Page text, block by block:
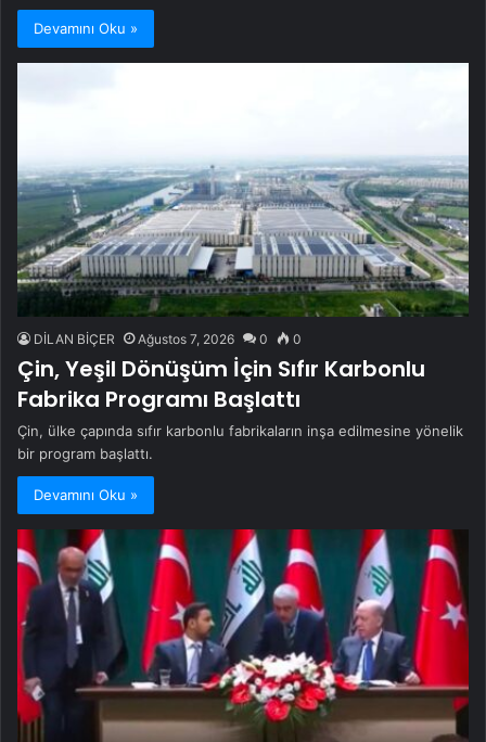
Devamını Oku »
DİLAN BİÇER Ağustos 7, 2026 0 0
Çin, Yeşil Dönüşüm İçin Sıfır Karbonlu
Fabrika Programı Başlattı
Çin, ülke çapında sıfır karbonlu fabrikaların inşa edilmesine yönelik
bir program başlattı.
Devamını Oku »